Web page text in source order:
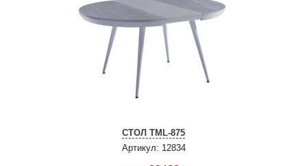
СТОЛ TML-875
Артикул: 12834